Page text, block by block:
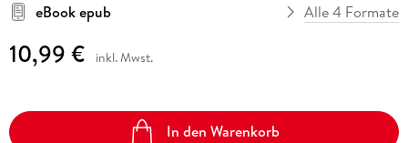
eBook epub
Alle 4 Formate
10,99 € inkl. Mwst.
In den Warenkorb